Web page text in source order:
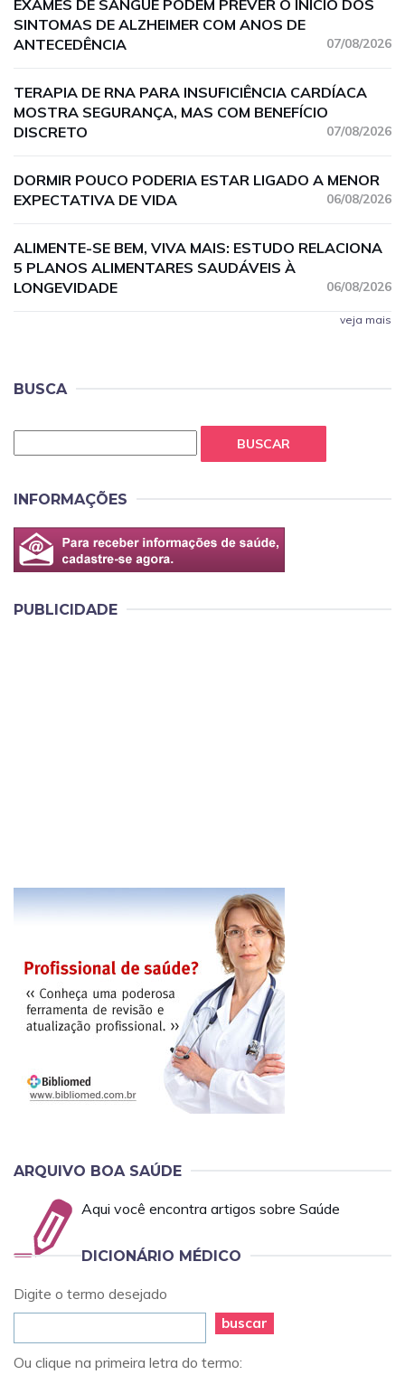
EXAMES DE SANGUE PODEM PREVER O INÍCIO DOS
SINTOMAS DE ALZHEIMER COM ANOS DE
ANTECEDÊNCIA
07/08/2026
TERAPIA DE RNA PARA INSUFICIÊNCIA CARDÍACA
MOSTRA SEGURANÇA, MAS COM BENEFÍCIO
DISCRETO
07/08/2026
DORMIR POUCO PODERIA ESTAR LIGADO A MENOR
EXPECTATIVA DE VIDA
06/08/2026
ALIMENTE-SE BEM, VIVA MAIS: ESTUDO RELACIONA
5 PLANOS ALIMENTARES SAUDÁVEIS À
LONGEVIDADE
06/08/2026
veja mais
BUSCA
BUSCAR
INFORMAÇÕES
PUBLICIDADE
ARQUIVO BOA SAÚDE
Aqui você encontra artigos sobre Saúde
DICIONÁRIO MÉDICO
Digite o termo desejado
buscar
Ou clique na primeira letra do termo: